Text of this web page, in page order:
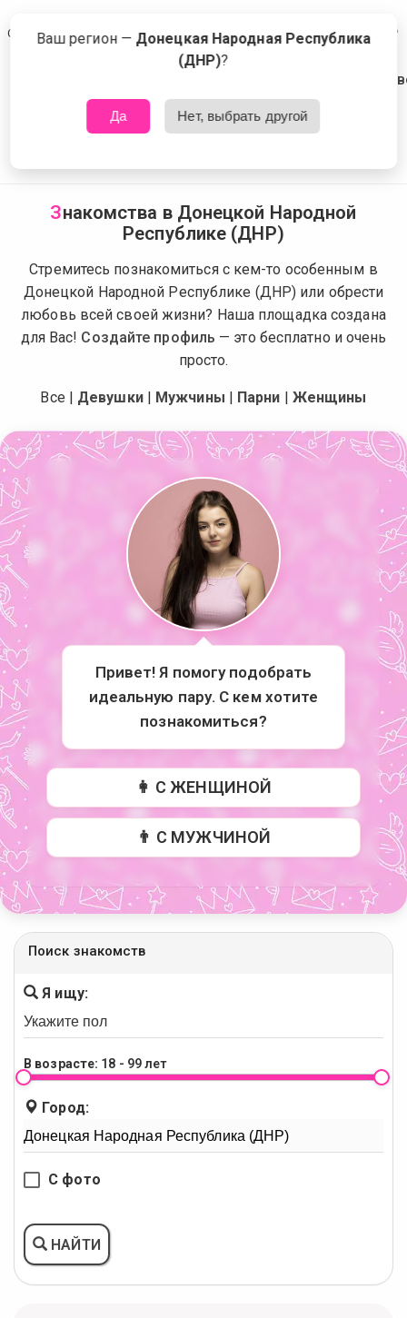
Сейчас знакомятся в Донецкой Народной Республике (ДНР) Что это?
Знакомства в Донецкой Народной
Республике (ДНР)
Стремитесь познакомиться с кем-то особенным в
Донецкой Народной Республике (ДНР) или обрести
любовь всей своей жизни? Наша площадка создана
для Вас! Создайте профиль — это бесплатно и очень
просто.
Все | Девушки| Мужчины | Парни | Женщины
Привет! Я помогу подобрать
идеальную пару. С кем хотите
познакомиться?
👩 С ЖЕНЩИНОЙ
👨 С МУЖЧИНОЙ
Поиск знакомств
Я ищу:
В возрасте: 18 - 99 лет
Город:
С фото
НАЙТИ
Ваш регион — Донецкая Народная Республика
(ДНР)?
Да Нет, выбрать другой